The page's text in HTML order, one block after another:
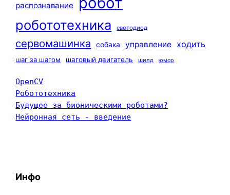
распознавание
робототехника светодиод
сервомашинка собака управление ходить
шаг за шагом шаговый двигатель шилд юмор
OpenCV
Робототехника
Будущее за бионическими роботами?
Нейронная сеть - введение
Инфо